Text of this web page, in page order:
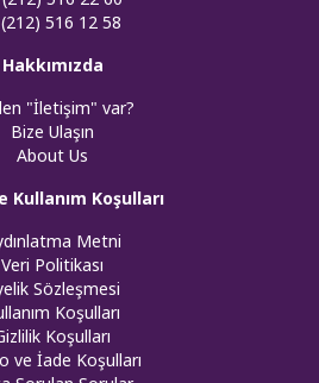
516 12 58
Hakkımızda
"İletişim" var?
Bize Ulaşın
About Us
Kullanım Koşulları
Metni
Veri Politikası
Sözleşmesi
Koşulları
Koşulları
ve İade Koşulları